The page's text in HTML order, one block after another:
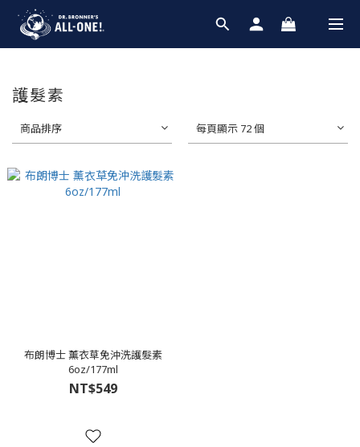
護髮素
商品排序 每頁顯示 72 個
布朗博士 薰衣草免沖洗護髮素
6oz/177ml
NT$549